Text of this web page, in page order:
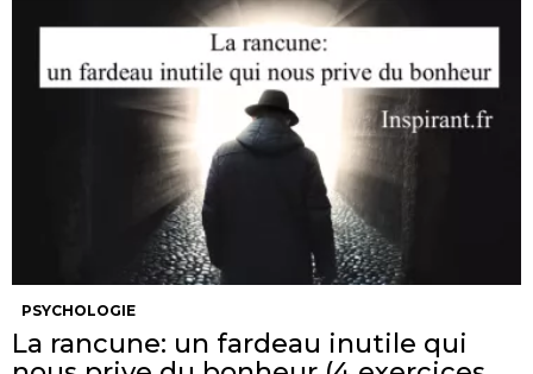
PSYCHOLOGIE
La rancune: un fardeau inutile qui